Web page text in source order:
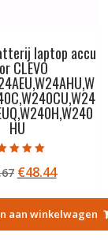
laptop accu
CLEVO
HU
5.00
uit 5
was:
€84.67.
€48.44Huidige
is:
€48.44.
aan winkelwagen